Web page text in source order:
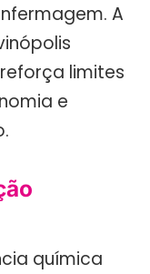
A
limites
e
química